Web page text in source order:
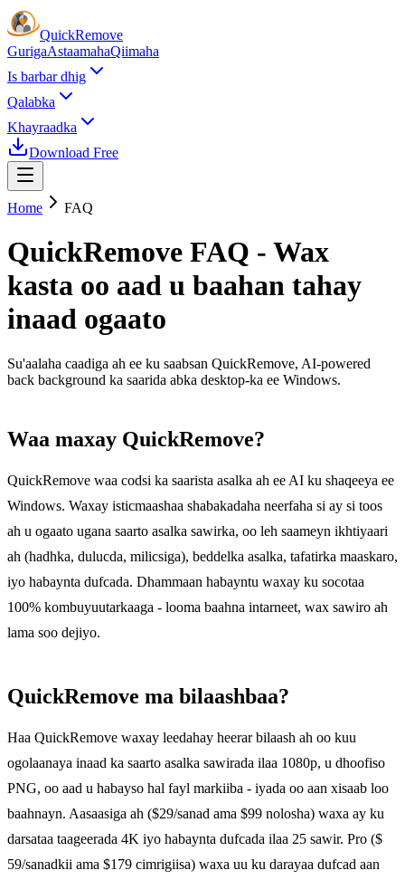
QuickRemove
GurigaAstaamahaQiimaha
Is barbar dhig
Qalabka
Khayraadka
Download Free
Home FAQ
QuickRemove FAQ - Wax
kasta oo aad u baahan tahay
inaad ogaato
Su'aalaha caadiga ah ee ku saabsan QuickRemove, AI-powered
back background ka saarida abka desktop-ka ee Windows.
Waa maxay QuickRemove?
QuickRemove waa codsi ka saarista asalka ah ee AI ku shaqeeya ee
Windows. Waxay isticmaashaa shabakadaha neerfaha si ay si toos
ah u ogaato ugana saarto asalka sawirka, oo leh saameyn ikhtiyaari
ah (hadhka, dulucda, milicsiga), beddelka asalka, tafatirka maaskaro,
iyo habaynta dufcada. Dhammaan habayntu waxay ku socotaa
100% kombuyuutarkaaga - looma baahna intarneet, wax sawiro ah
lama soo dejiyo.
QuickRemove ma bilaashbaa?
Haa QuickRemove waxay leedahay heerar bilaash ah oo kuu
ogolaanaya inaad ka saarto asalka sawirada ilaa 1080p, u dhoofiso
PNG, oo aad u habayso hal fayl markiiba - iyada oo aan xisaab loo
baahnayn. Aasaasiga ah ($29/sanad ama $99 nolosha) waxa ay ku
darsataa taageerada 4K iyo habaynta dufcada ilaa 25 sawir. Pro ($
59/sanadkii ama $179 cimrigiisa) waxa uu ku darayaa dufcad aan